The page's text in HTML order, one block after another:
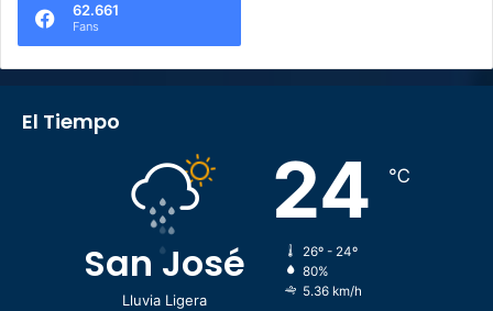
62.661
Fans
El Tiempo
San José
Lluvia Ligera
24 ℃
26º - 24º
80%
5.36 km/h